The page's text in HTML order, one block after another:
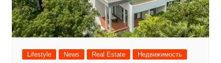
Lifestyle News Real Estate Недвижимость